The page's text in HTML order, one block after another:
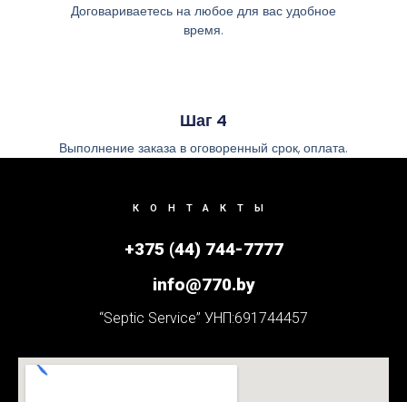
Договариваетесь на любое для вас удобное
время.
Шаг 4
Выполнение заказа в оговоренный срок, оплата.
КОНТАКТЫ
+375 (44) 744-7777
info@770.by
“Septic Service” УНП:691744457